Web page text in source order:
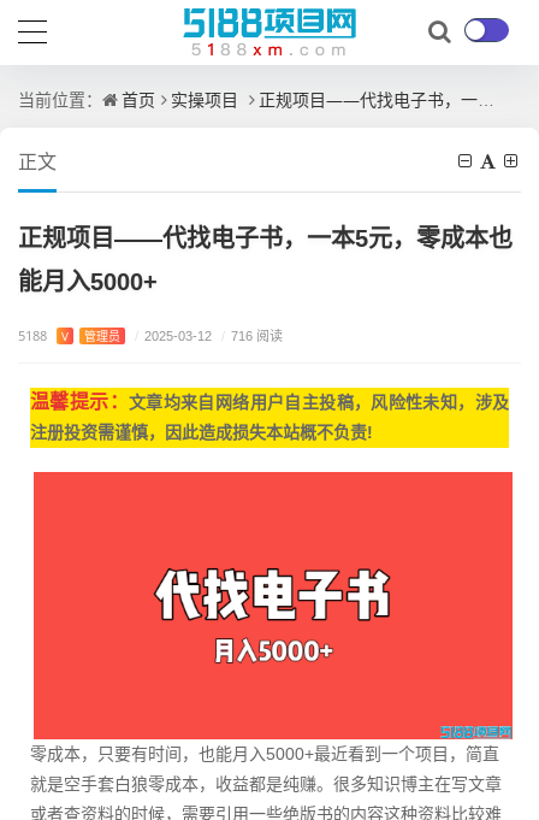
当前位置： 首页 实操项目 正规项目——代找电子书，一本5元，零成本也能月入5000+
正文
正规项目——代找电子书，一本5元，零成本也
能月入5000+
5188 V 管理员 / 2025-03-12 / 716 阅读
温馨提示： 文章均来自网络用户自主投稿， 风险性未知，涉及
注册投资需谨慎，因此造成损失本站概不负责!
零成本，只要有时间，也能月入5000+最近看到一个项目，简直
就是空手套白狼零成本，收益都是纯赚。很多知识博主在写文章
或者查资料的时候，需要引用一些绝版书的内容这种资料比较难